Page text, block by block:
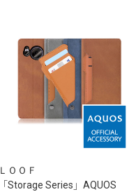
ＬＯＯＦ
「Storage Series」AQUOS